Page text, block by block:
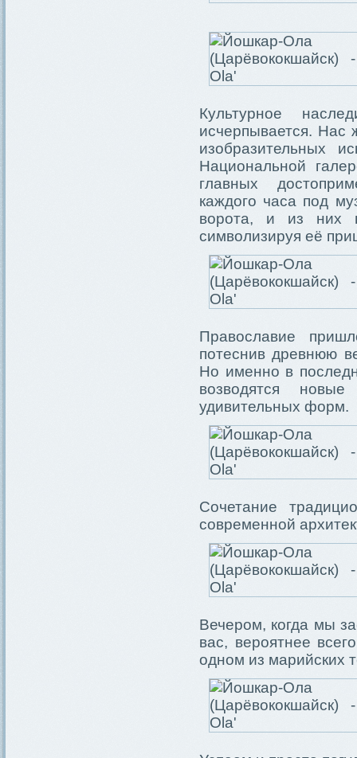
Культурное
исчерпывается. Нас
изобразительных
Национальной
главных
каждого часа под
ворота, и из них
символизируя её
Православие
потеснив древнюю
Но именно в
возводятся
удивительных форм.
Сочетание
современной
Вечером, когда мы
вас, вероятнее
одном из марийских